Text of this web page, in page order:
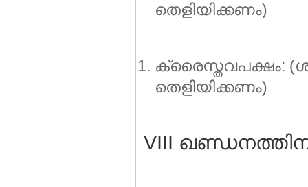
തെളിയിക്കണം)
ക്രൈസ്തവപക്ഷം:
തെളിയിക്കണം)
VIII